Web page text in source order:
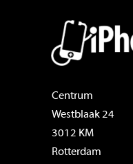
Centrum
Westblaak 24
3012 KM
Rotterdam